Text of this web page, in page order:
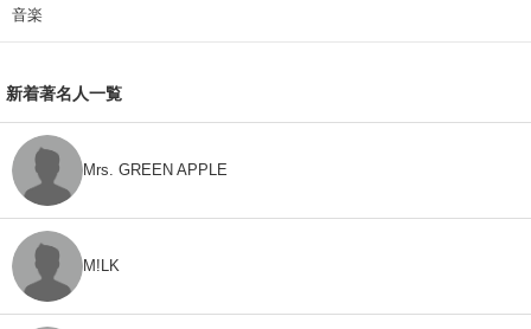
音楽
新着著名人一覧
Mrs. GREEN APPLE
M!LK